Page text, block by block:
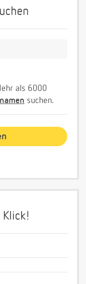
als 6000
suchen.